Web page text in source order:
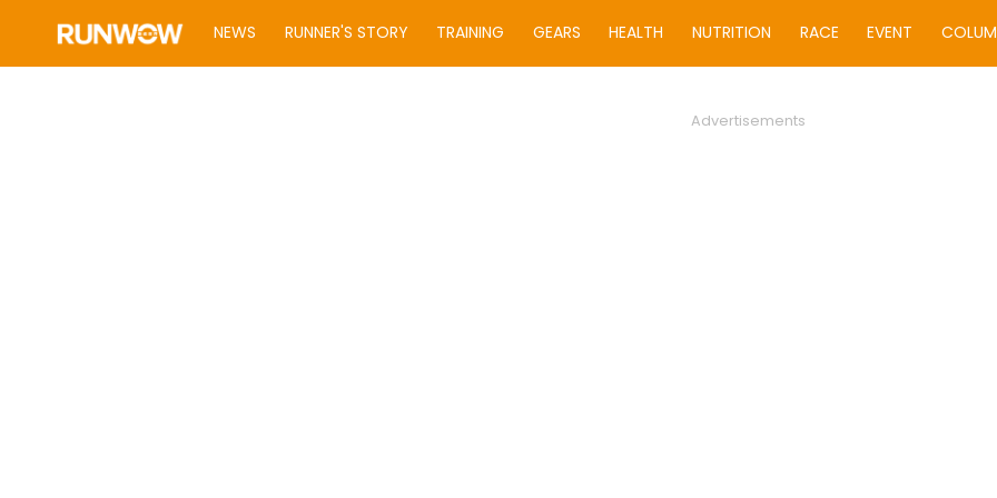
NEWS RUNNER'S STORY TRAINING GEARS HEALTH NUTRITION RACE EVENT
Advertisements